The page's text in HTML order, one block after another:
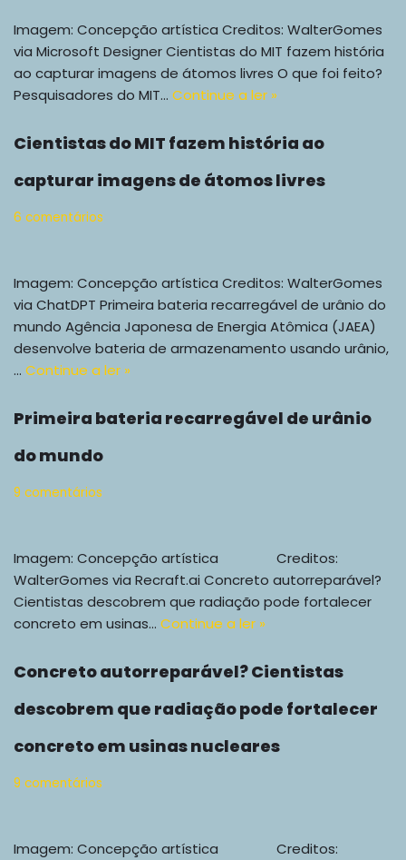
Imagem: Concepção artística Creditos: WalterGomes
via Microsoft Designer Cientistas do MIT fazem história
ao capturar imagens de átomos livres O que foi feito?
Pesquisadores do MIT… Continue a ler »
Cientistas do MIT fazem história ao
capturar imagens de átomos livres
6 comentários
Imagem: Concepção artística Creditos: WalterGomes
via ChatDPT Primeira bateria recarregável de urânio do
mundo Agência Japonesa de Energia Atômica (JAEA)
desenvolve bateria de armazenamento usando urânio,
… Continue a ler »
Primeira bateria recarregável de urânio
do mundo
9 comentários
Imagem: Concepção artística Creditos:
WalterGomes via Recraft.ai Concreto autorreparável?
Cientistas descobrem que radiação pode fortalecer
concreto em usinas… Continue a ler »
Concreto autorreparável? Cientistas
descobrem que radiação pode fortalecer
concreto em usinas nucleares
9 comentários
Imagem: Concepção artística Creditos: